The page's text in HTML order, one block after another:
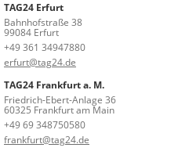
TAG24 Erfurt
Bahnhofstraße 38
99084 Erfurt
+49 361 34947880
erfurt@tag24.de
TAG24 Frankfurt a. M.
Friedrich-Ebert-Anlage 36
60325 Frankfurt am Main
+49 69 348750580
frankfurt@tag24.de